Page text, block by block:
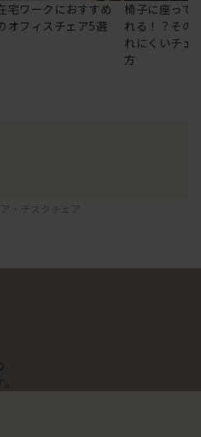
宅ワークにおすすめ
オフィスチェア5選
椅子に座って
れる！？その
れにくいチェ
方
・デスクチェア